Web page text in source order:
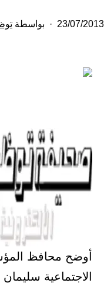
تم
23/07/2013 بواسطة
أوضح محافظ
الاجتماعية